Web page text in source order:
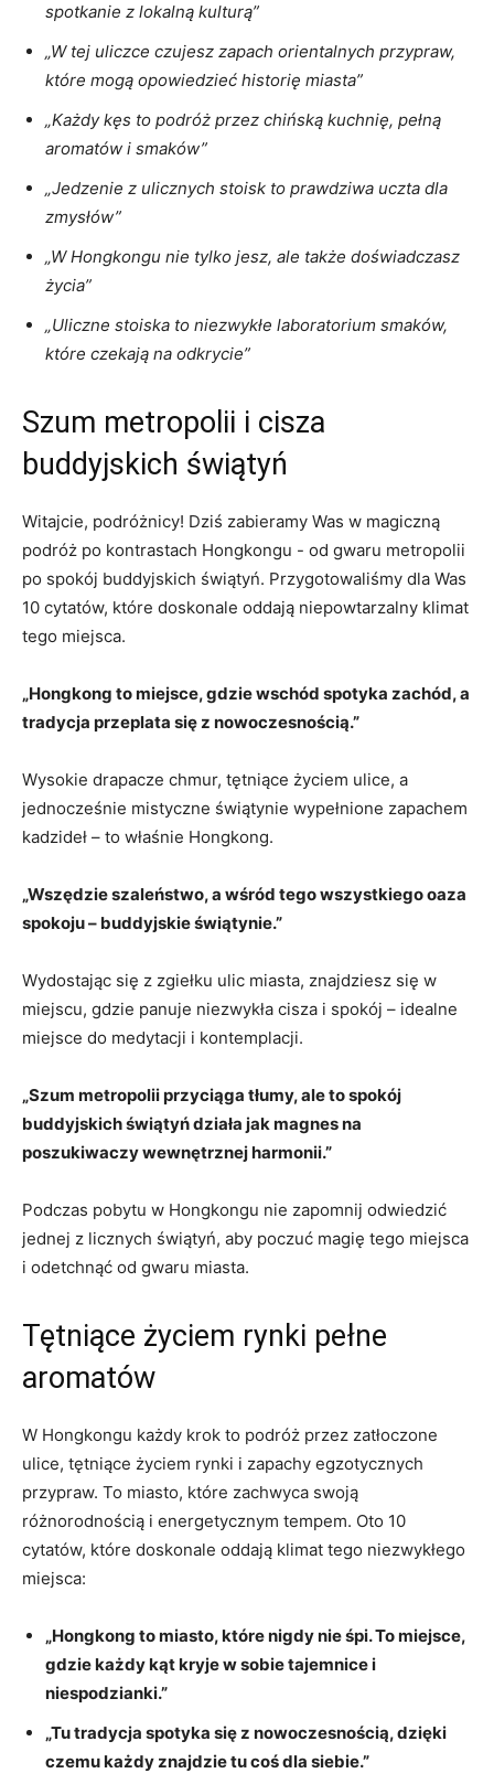
spotkanie z lokalną kulturą”
„W ‍tej ⁤uliczce czujesz zapach orientalnych przypraw,
które mogą opowiedzieć‍ historię miasta”
„Każdy kęs to⁢ podróż przez chińską kuchnię, pełną
aromatów i smaków”
„Jedzenie‌ z ulicznych stoisk to prawdziwa uczta dla
zmysłów”
„W Hongkongu nie tylko ⁢jesz, ale także doświadczasz
życia”
„Uliczne stoiska to niezwykłe laboratorium smaków,
które czekają na odkrycie”
Szum metropolii i cisza
buddyjskich świątyń
Witajcie, podróżnicy! Dziś zabieramy‍ Was w magiczną
podróż po kontrastach‍ Hongkongu⁣ -⁣ od‍ gwaru metropolii
po spokój buddyjskich świątyń. Przygotowaliśmy⁤ dla ⁢Was⁢
10 cytatów, które doskonale ⁣oddają niepowtarzalny​ klimat
tego ⁤miejsca.
„Hongkong to miejsce, gdzie wschód spotyka zachód, ‍a
tradycja przeplata się z nowoczesnością.”
Wysokie drapacze⁣ chmur, tętniące życiem ulice, a
jednocześnie mistyczne świątynie wypełnione zapachem
kadzideł‌ – to właśnie Hongkong.
„Wszędzie szaleństwo, a wśród tego wszystkiego oaza
spokoju – buddyjskie świątynie.”
Wydostając się z zgiełku ulic ⁤miasta, znajdziesz ‍się w
miejscu, gdzie panuje‍ niezwykła ​cisza i spokój – idealne
miejsce do medytacji​ i‍ kontemplacji.
„Szum metropolii przyciąga tłumy, ale to‍ spokój
buddyjskich świątyń działa jak magnes ⁣na
poszukiwaczy wewnętrznej harmonii.”
Podczas pobytu w Hongkongu​ nie zapomnij odwiedzić
jednej z licznych świątyń, aby poczuć magię tego miejsca
i odetchnąć od gwaru ⁢miasta.
Tętniące życiem rynki pełne
aromatów
W Hongkongu każdy krok to podróż przez⁣ zatłoczone ​
ulice, tętniące życiem rynki i ⁢zapachy egzotycznych
przypraw. To‍ miasto,‍ które zachwyca swoją
różnorodnością i energetycznym tempem. Oto 10
⁣cytatów, które doskonale oddają klimat tego niezwykłego
miejsca:
„Hongkong to miasto, które nigdy nie śpi. To miejsce,⁣
gdzie każdy kąt kryje w sobie ⁤tajemnice i
‍niespodzianki.”
„Tu tradycja spotyka się z nowoczesnością, dzięki
czemu każdy znajdzie tu coś dla siebie.”